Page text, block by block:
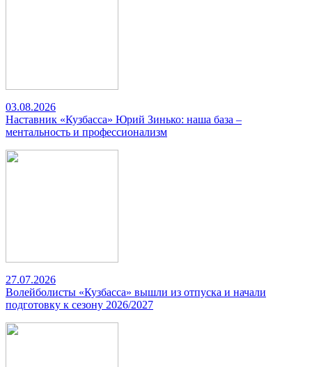
03.08.2026
Наставник «Кузбасса» Юрий Зинько: наша база –
ментальность и профессионализм
27.07.2026
Волейболисты «Кузбасса» вышли из отпуска и начали
подготовку к сезону 2026/2027